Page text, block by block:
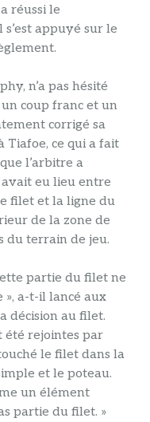
réussi le
appuyé sur le
n’a pas hésité
coup franc et un
corrigé sa
Tiafoe, ce qui a fait
l’arbitre a
eu lieu entre
filet et la ligne du
de la zone de
du terrain de jeu.
partie du filet ne
», a-t-il lancé aux
décision au filet.
été rejointes par
le filet dans la
et le poteau.
un élément
partie du filet. »